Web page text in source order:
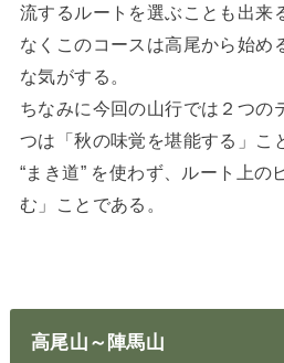
流するルートを選ぶことも出来
なくこのコースは高尾から始め
な気がする。
ちなみに今回の山行では２つの
つは「秋の味覚を堪能する」こ
“まき道” を使わず、ルート上の
む」ことである。
高尾山～陣馬山